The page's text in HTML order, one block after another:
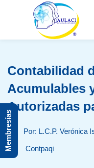
Contabilidad
Acumulables
Autorizadas
Por: L.C.P. Verónica
Contpaqi
Membresías